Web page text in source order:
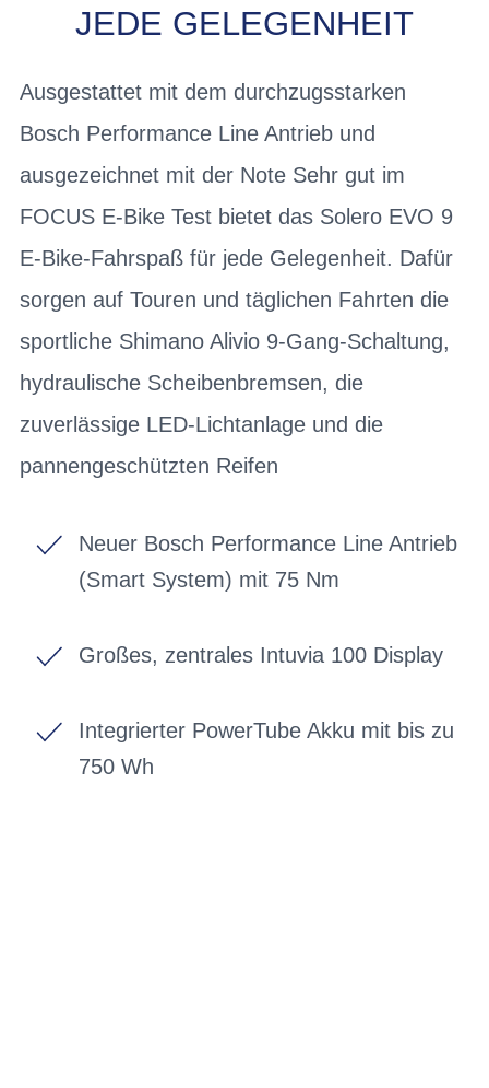
EDE GELEGENHEIT
Ausgestattet mit dem durchzugsstarken
Bosch Performance Line Antrieb und
ausgezeichnet mit der Note Sehr gut im
FOCUS E-Bike Test bietet das Solero EVO 9
E-Bike-Fahrspaß für jede Gelegenheit. Dafür
sorgen auf Touren und täglichen Fahrten die
sportliche Shimano Alivio 9-Gang-Schaltung,
hydraulische Scheibenbremsen, die
zuverlässige LED-Lichtanlage und die
pannengeschützten Reifen
Neuer Bosch Performance Line Antrieb
(Smart System) mit 75 Nm
Großes, zentrales Intuvia 100 Display
Integrierter PowerTube Akku mit bis zu
750 Wh